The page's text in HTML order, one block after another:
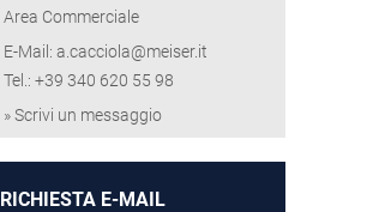
Area Commerciale
E-Mail: a.cacciola@meiser.it
Tel.: +39 340 620 55 98
» Scrivi un messaggio
RICHIESTA E-MAIL